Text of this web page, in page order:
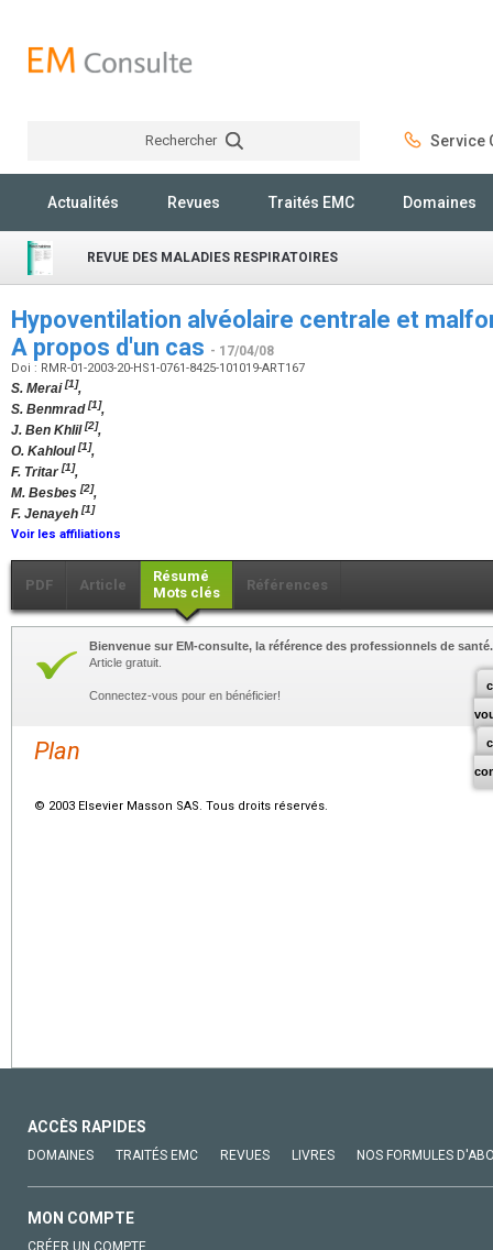
Rechercher Service
Actualités Revues Traités EMC Domaines
REVUE DES MALADIES RESPIRATOIRES
Hypoventilation alvéolaire centrale et
A propos d'un cas - 17/04/08
Doi : RMR-01-2003-20-HS1-0761-8425-101019-ART167
S. Merai[1],
S. Benmrad[1],
J. Ben Khlil[2],
O. Kahloul[1],
F. Tritar[1],
M. Besbes [2],
F. Jenayeh [1]
Voir les affiliations
PDF Article
Résumé
Mots clés
Références
Bienvenue sur EM-consulte, la référence des professionnels de santé.
Article gratuit.
Connectez-vous pour en bénéficier!
Plan
© 2003 Elsevier Masson SAS. Tous droits réservés.
ACCÈS RAPIDES
DOMAINES TRAITÉS EMC REVUES LIVRES NOS FORMULES
MON COMPTE
CRÉER UN COMPTE